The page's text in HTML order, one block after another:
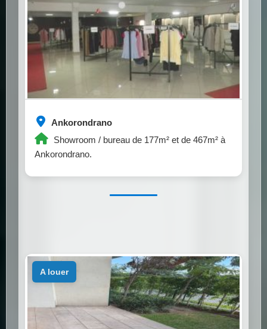
Ankorondrano
Showroom / bureau de 177m² et de 467m² à
Ankorondrano.
a louer